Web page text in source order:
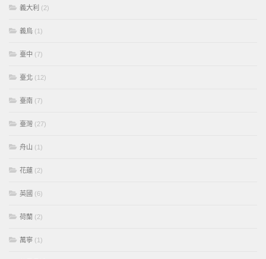
義大利 (2)
義烏 (1)
臺中 (7)
臺北 (12)
臺南 (7)
臺灣 (27)
舟山 (1)
花蓮 (2)
英國 (6)
荷蘭 (2)
萬寧 (1)